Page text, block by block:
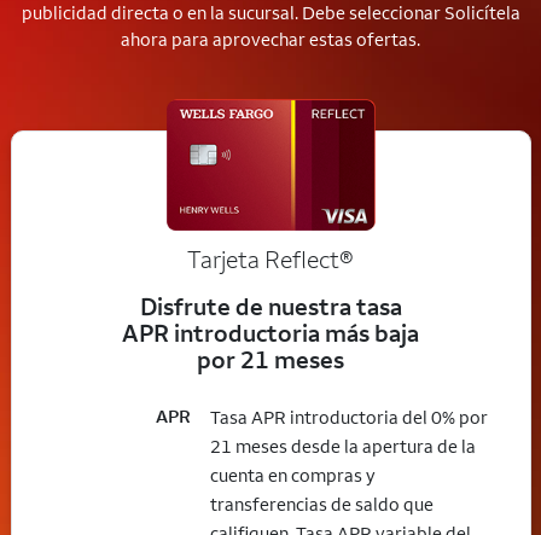
publicidad directa o en la sucursal. Debe seleccionar Solicítela
ahora para aprovechar estas ofertas.
Tarjeta Reflect®
Disfrute de nuestra tasa
APR introductoria más baja
por 21 meses
APR
Tasa APR introductoria del 0% por
21 meses desde la apertura de la
cuenta en compras y
transferencias de saldo que